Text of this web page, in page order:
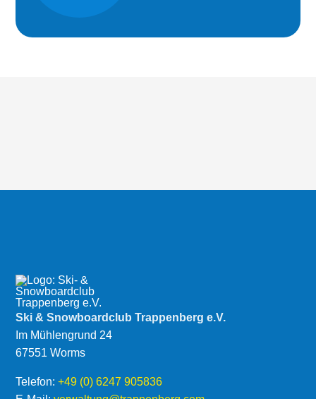
Ski & Snow­board­clubTrappenberg e.V.
Im Mühlengrund 24
67551 Worms
Telefon:+49 (0) 6247 905836